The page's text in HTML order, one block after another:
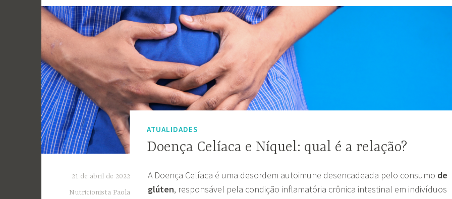
ATUALIDADES
Doença Celíaca e Níquel: qual é a relação?
21 de abril de 2022
Nutricionista Paola
A Doença Celíaca é uma desordem autoimune desencadeada pelo consumo de
glúten, responsável pela condição inflamatória crônica intestinal em indivíduos